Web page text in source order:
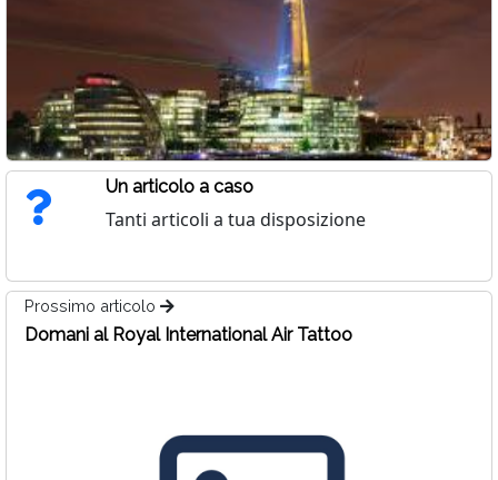
Un articolo a caso
Tanti articoli a tua disposizione
Prossimo articolo
Domani al Royal International Air Tattoo